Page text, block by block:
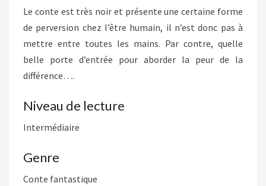
Le conte est très noir et présente une certaine forme
de perversion chez l’être humain, il n’est donc pas à
mettre entre toutes les mains. Par contre, quelle
belle porte d’entrée pour aborder la peur de la
différence….
Niveau de lecture
Intermédiaire
Genre
Conte fantastique